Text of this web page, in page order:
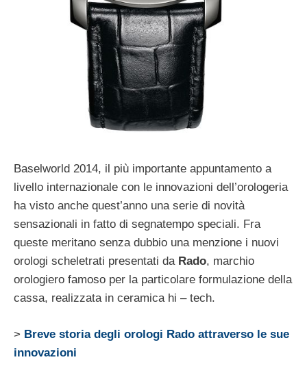
Baselworld 2014, il più importante appuntamento a
livello internazionale con le innovazioni dell’orologeria
ha visto anche quest’anno una serie di novità
sensazionali in fatto di segnatempo speciali. Fra
queste meritano senza dubbio una menzione i nuovi
orologi scheletrati presentati da Rado, marchio
orologiero famoso per la particolare formulazione della
cassa, realizzata in ceramica hi – tech.
> Breve storia degli orologi Rado attraverso le sue
innovazioni